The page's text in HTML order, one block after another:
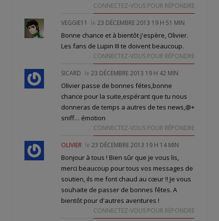
CONNECTEZ-VOUS POUR RÉPONDRE
VEGGIE11 le 23 DÉCEMBRE 2013 19 H 51 MIN
Bonne chance et à bientôt j'espère, Olivier.
Les fans de Lupin III te doivent beaucoup.
CONNECTEZ-VOUS POUR RÉPONDRE
SICARD le 23 DÉCEMBRE 2013 19 H 42 MIN
Olivier passe de bonnes fétes,bonne
chance pour la suite,espérant que tu nous
donneras de temps a autres de tes news,@+
sniff… émotion
CONNECTEZ-VOUS POUR RÉPONDRE
OLIVIER le 23 DÉCEMBRE 2013 19 H 14 MIN
Bonjour à tous ! Bien sûr que je vous lis,
merci beaucoup pour tous vos messages de
soutien, ils me font chaud au cœur !! Je vous
souhaite de passer de bonnes fêtes. A
bientôt pour d'autres aventures !
CONNECTEZ-VOUS POUR RÉPONDRE